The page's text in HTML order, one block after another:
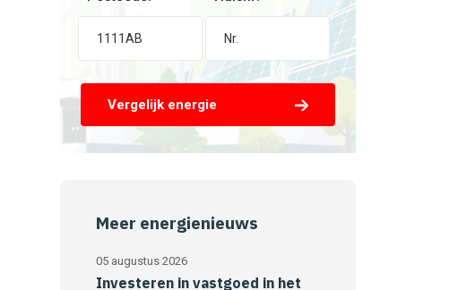
Vergelijk energie
Meer energienieuws
05 augustus 2026
Investeren in vastgoed in het